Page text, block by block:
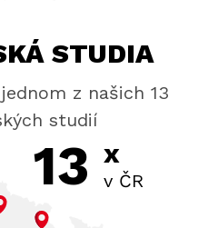
STUDIA
z našich 13
studií
13 x
v ČR